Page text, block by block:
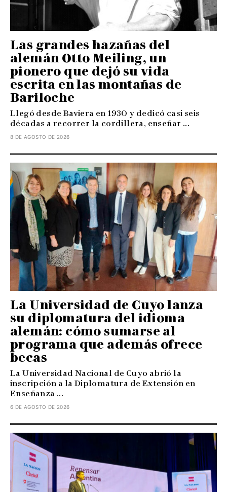
Las grandes hazañas del
alemán Otto Meiling, un
pionero que dejó su vida
escrita en las montañas de
Bariloche
Llegó desde Baviera en 1930 y dedicó casi seis
décadas a recorrer la cordillera, enseñar ...
8 DE AGOSTO DE 2026
La Universidad de Cuyo lanza
su diplomatura del idioma
alemán: cómo sumarse al
programa que además ofrece
becas
La Universidad Nacional de Cuyo abrió la
inscripción a la Diplomatura de Extensión en
Enseñanza ...
6 DE AGOSTO DE 2026